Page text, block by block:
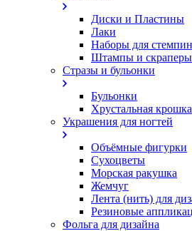
Диски и Пластины
Лаки
Наборы для
Штампы и скраперы
Стразы и бульонки
Бульонки
Хрустальная крошка
Украшения для ногтей
Объёмные фигурки
Сухоцветы
Морская ракушка
Жемчуг
Лента (нить) для
Резиновые
Фольга для дизайна